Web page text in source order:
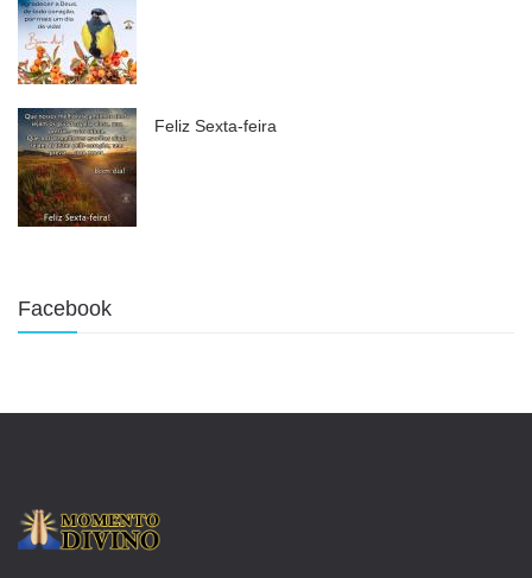
Feliz Sexta-feira
Facebook